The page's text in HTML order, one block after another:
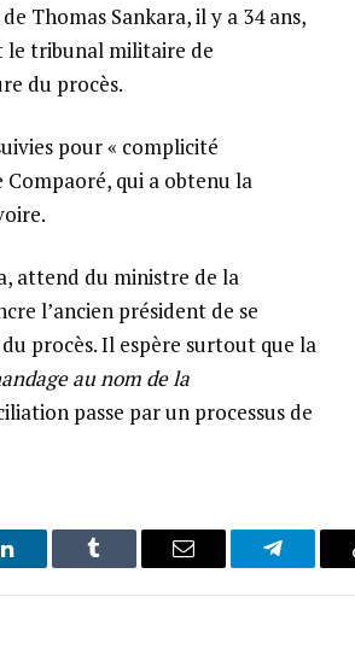
Thomas Sankara, il y a 34 ans,
le tribunal militaire de
du procès.
pour « complicité
Compaoré, qui a obtenu la
attend du ministre de la
l’ancien président de se
procès. Il espère surtout que la
au nom de la
passe par un processus de
LinkedIn Tumblr Email Telegram